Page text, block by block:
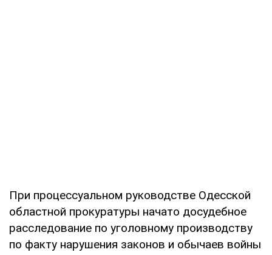
При процессуальном руководстве Одесской
областной прокуратуры начато досудебное
расследование по уголовному производству
по факту нарушения законов и обычаев войны